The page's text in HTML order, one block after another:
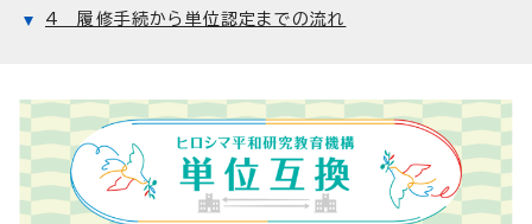
4 履修手続から単位認定までの流れ